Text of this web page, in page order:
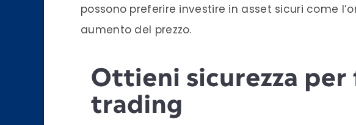
possono preferire investire in asset sicuri come
aumento del prezzo.